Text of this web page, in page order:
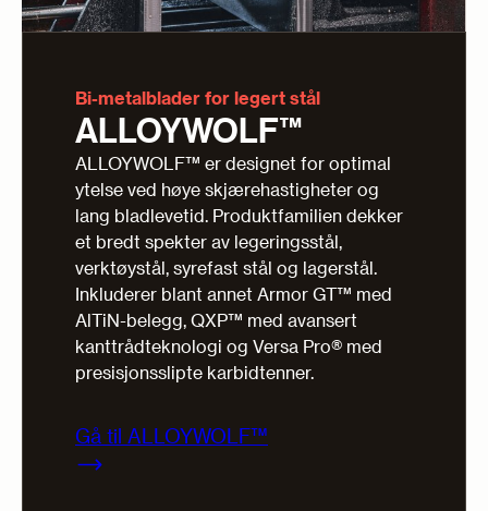
Bi-metalblader for legert stål
ALLOYWOLF™
ALLOYWOLF™ er designet for optimal
ytelse ved høye skjærehastigheter og
lang bladlevetid. Produktfamilien dekker
et bredt spekter av legeringsstål,
verktøystål, syrefast stål og lagerstål.
Inkluderer blant annet Armor GT™ med
AlTiN-belegg, QXP™ med avansert
kanttrådteknologi og Versa Pro® med
presisjonsslipte karbidtenner.
Gå til ALLOYWOLF™